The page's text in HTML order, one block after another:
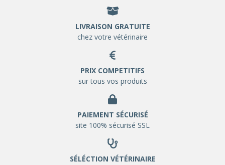
LIVRAISON GRATUITE
chez votre vétérinaire
PRIX COMPETITIFS
sur tous vos produits
PAIEMENT SÉCURISÉ
site 100% sécurisé SSL
SÉLÉCTION VÉTÉRINAIRE